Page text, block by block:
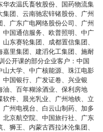
农温氏畜牧股份、国药物流集
团、云南驰宏锌锗股份、广州
广东广电网络股份公司、广州
国通信服务、欧普照明、中广
东赛轮集团、成都置信集团、
里集团、建滔化工集团、施耐
开课的部分企业客户：中国
大学、中广核能源、珠江电影
国银行、广发证卷、兴业银
、百年糊涂酒业、保利房地
件、晨光乳业、广州地铁、立
州电视台、白云山制药、加多
京航空院、中国旅行社、广东
狮王、内蒙古西拉沐沦集团、